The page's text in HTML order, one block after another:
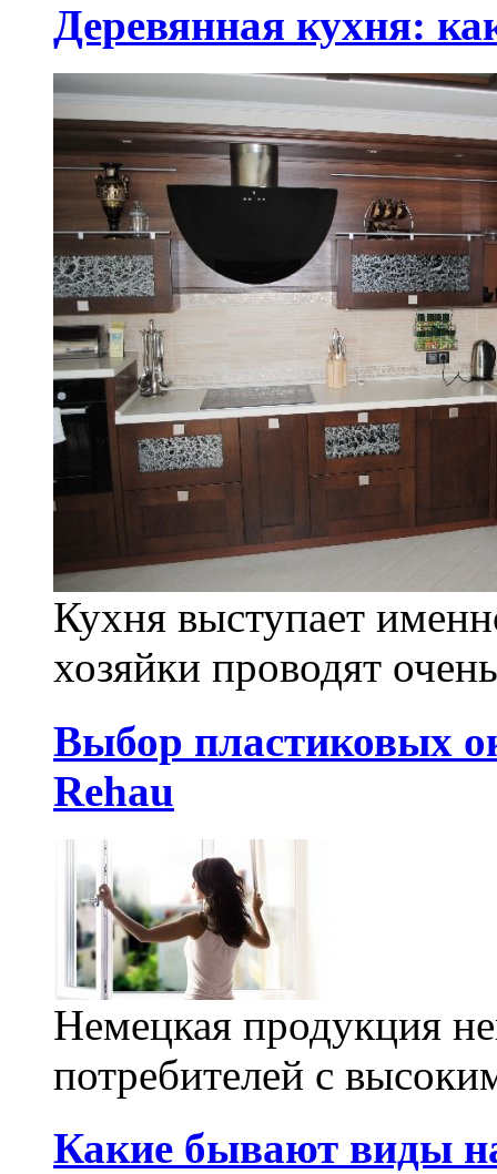
Деревянная кухня:
Кухня выступает
хозяйки проводят
Выбор пластиковых
Rehau
Немецкая продукция
потребителей с
Какие бывают виды